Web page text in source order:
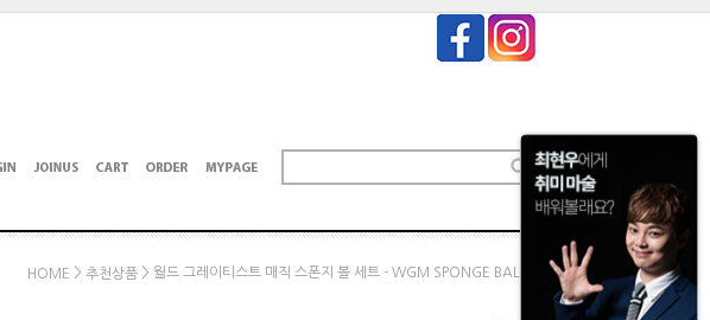
HOME > 추천상품 > 월드 그레이티스트 매직 스폰지 볼 세트 - WGM SPONGE BALLS